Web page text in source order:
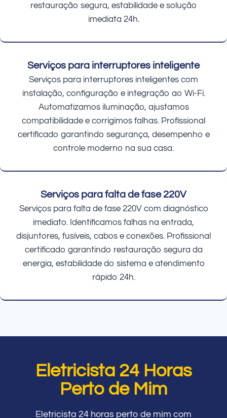
restauração segura, estabilidade e solução
imediata 24h.
Serviços para interruptores inteligente
Serviços para interruptores inteligentes com
instalação, configuração e integração ao Wi-Fi.
Automatizamos iluminação, ajustamos
compatibilidade e corrigimos falhas. Profissional
certificado garantindo segurança, desempenho e
controle moderno na sua casa.
Serviços para falta de fase 220V
Serviços para falta de fase 220V com diagnóstico
imediato. Identificamos falhas na entrada,
disjuntores, fusíveis, cabos e conexões. Profissional
certificado garantindo restauração segura da
energia, estabilidade do sistema e atendimento
rápido 24h.
Eletricista 24 Horas
Perto de Mim
Eletricista 24 horas perto de mim com